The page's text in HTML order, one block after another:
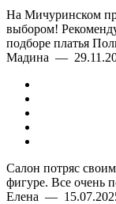
На Мичуринском
выбором!
подборе платья
Мадина —
Салон потряс
фигуре. Все очень
Елена —